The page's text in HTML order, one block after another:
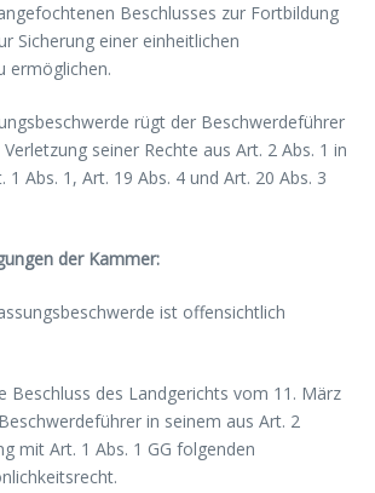
Beschlusses zur Fortbildung
Sicherung einer einheitlichen
ermöglichen.
rügt der Beschwerdeführer
seiner Rechte aus Art. 2 Abs. 1 in
1 Abs. 1, Art. 19 Abs. 4 und Art. 20 Abs. 3
der Kammer:
ist offensichtlich
Beschluss des Landgerichts vom 11. März
in seinem aus Art. 2
mit Art. 1 Abs. 1 GG folgenden